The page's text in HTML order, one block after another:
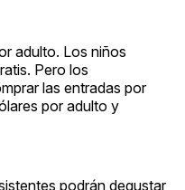
adulto. Los niños
Pero los
las entradas por
por adulto y
podrán degustar